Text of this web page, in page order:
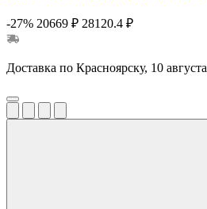
-27% 20669 ₽ 28120.4 ₽
Доставка по Красноярску, 10 августа